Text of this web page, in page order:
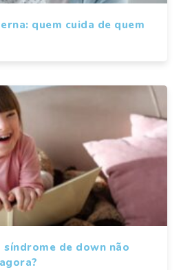
quem cuida de quem
síndrome de down não